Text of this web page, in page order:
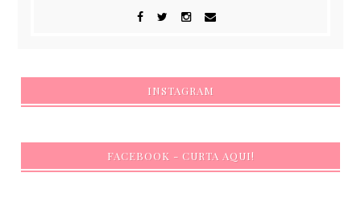
INSTAGRAM
FACEBOOK - CURTA AQUI!